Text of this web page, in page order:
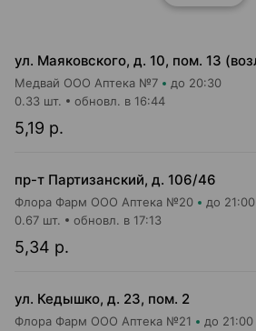
Медвай ООО Аптека №7 до 20:30
5,19 р.
0.33 шт. обновл. в 16:44
пр-т Партизанский, д. 106/46
Флора Фарм ООО Аптека №20 до 21:00
5,34 р.
0.67 шт. обновл. в 17:13
ул. Кедышко, д. 23, пом. 2
Флора Фарм ООО Аптека №21 до 21:00